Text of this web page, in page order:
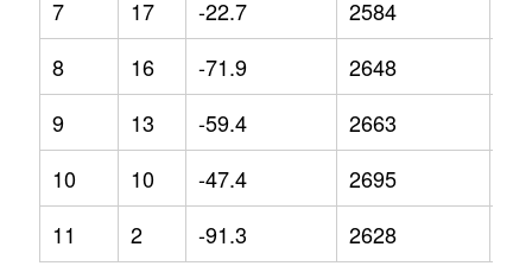
7
17 -22.7 2584
8
16 -71.9 2648
9
13 -59.4 2663
10
10 -47.4 2695
11
2 -91.3 2628